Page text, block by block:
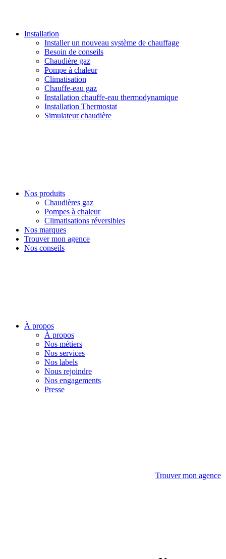
Installation
Installer un nouveau système de chauffage
Besoin de conseils
Chaudière gaz
Pompe à chaleur
Climatisation
Chauffe-eau gaz
Installation chauffe-eau thermodynamique
Installation Thermostat
Simulateur chaudière
Nos produits
Chaudières gaz
Pompes à chaleur
Climatisations réversibles
Nos marques
Trouver mon agence
Nos conseils
À propos
À propos
Nos métiers
Nos services
Nos labels
Nous rejoindre
Nos engagements
Presse
Trouver mon agence